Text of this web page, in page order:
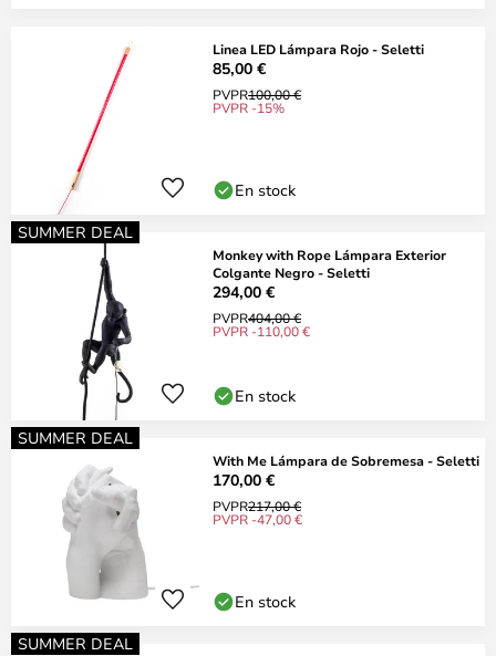
Linea LED Lámpara Rojo - Seletti
85,00 €
PVPR100,00 €
PVPR -15%
En stock
SUMMER DEAL
Monkey with Rope Lámpara Exterior
Colgante Negro - Seletti
294,00 €
PVPR404,00 €
PVPR -110,00 €
En stock
SUMMER DEAL
With Me Lámpara de Sobremesa - Seletti
170,00 €
PVPR217,00 €
PVPR -47,00 €
En stock
SUMMER DEAL